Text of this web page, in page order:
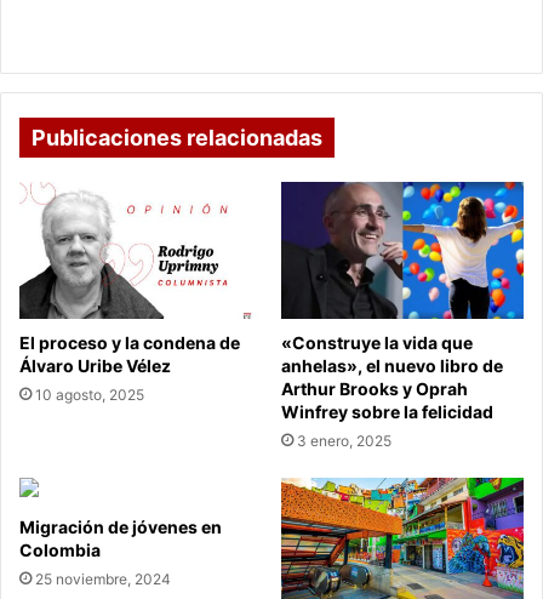
a
personas
a
crecer
en
trabajo
Publicaciones relacionadas
El proceso y la condena de
Álvaro Uribe Vélez
10 agosto, 2025
«Construye la vida que
anhelas», el nuevo libro de
Arthur Brooks y Oprah
Winfrey sobre la felicidad
3 enero, 2025
Migración de jóvenes en
Colombia
25 noviembre, 2024